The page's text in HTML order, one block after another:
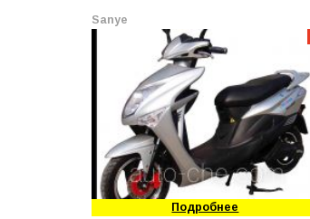
Sanye
Подробнее